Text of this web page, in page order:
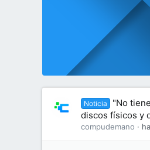
Noticia
"No
discos físicos y
compudemano